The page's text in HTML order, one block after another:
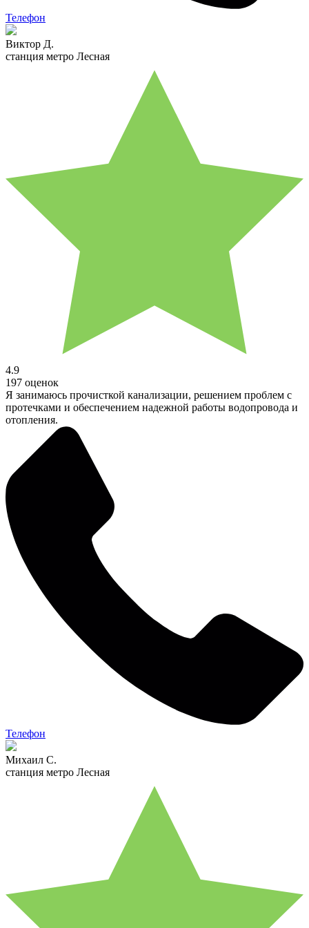
Телефон
Виктор Д.
станция метро Лесная
4.9
197 оценок
Я занимаюсь прочисткой канализации, решением проблем с
протечками и обеспечением надежной работы водопровода и
отопления.
Телефон
Михаил С.
станция метро Лесная